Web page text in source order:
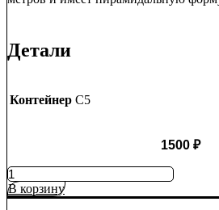
Детали
Контейнер C5
1500 ₽
Количество
товара
Яблоня
В корзину